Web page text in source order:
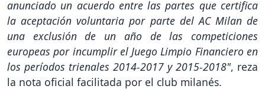
anunciado un acuerdo entre las partes que certifica
la aceptación voluntaria por parte del AC Milan de
una exclusión de un año de las competiciones
europeas por incumplir el Juego Limpio Financiero en
los períodos trienales 2014-2017 y 2015-2018", reza
la nota oficial facilitada por el club milanés.